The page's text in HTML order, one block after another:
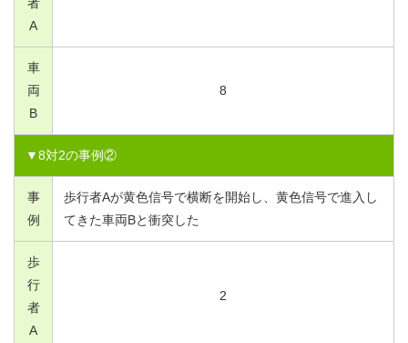
A
車
両
B
8
▼8対2の事例②
事
例
歩行者Aが黄色信号で横断を開始し、黄色信号で進入し
てきた車両Bと衝突した
歩
行
者
A
2